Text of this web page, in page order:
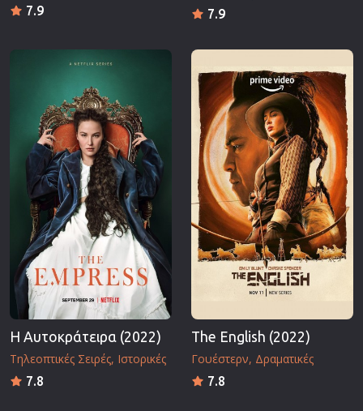
7.9 7.9
Η Αυτοκράτειρα (2022)
Τηλεοπτικές Σειρές Ιστορικές
7.8
The English (2022)
Γουέστερν Δραματικές
7.8